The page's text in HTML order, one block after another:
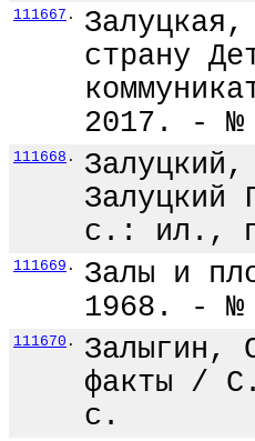
111667 .
страну
2017. -
111668 .
с.: ил.,
111669 .
Залы и
1968. -
111670 .
Залыгин,
факты /
с.